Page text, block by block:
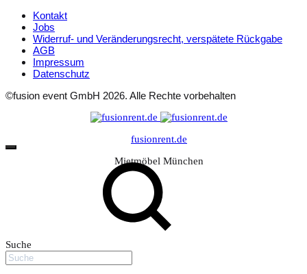
Kontakt
Jobs
Widerruf- und Veränderungsrecht, verspätete Rückgabe
AGB
Impressum
Datenschutz
©fusion event GmbH 2026. Alle Rechte vorbehalten
fusionrent.de
Mietmöbel München
Suche